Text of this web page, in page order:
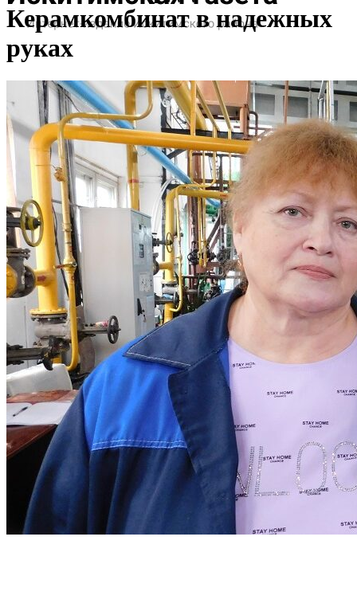
Керамкомбинат в надежных
руках